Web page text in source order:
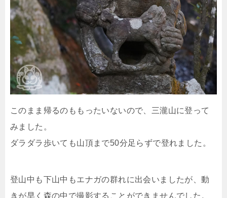
このまま帰るのももったいないので、三瀧山に登って
みました。
ダラダラ歩いても山頂まで50分足らずで登れました。
登山中も下山中もエナガの群れに出会いましたが、動
きが早く森の中で撮影することができませんでした。